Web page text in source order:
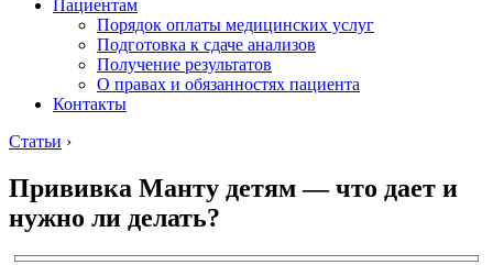
Пациентам
Порядок оплаты медицинских услуг
Подготовка к сдаче анализов
Получение результатов
О правах и обязанностях пациента
Контакты
Статьи ›
Прививка Манту детям — что дает и
нужно ли делать?